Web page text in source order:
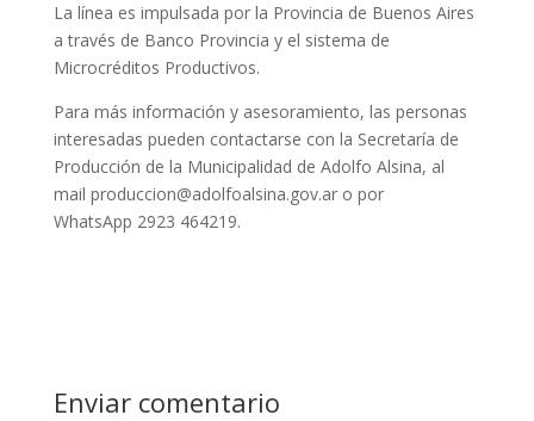
La línea es impulsada por la Provincia de Buenos Aires
a través de Banco Provincia y el sistema de
Microcréditos Productivos.
Para más información y asesoramiento, las personas
interesadas pueden contactarse con la Secretaría de
Producción de la Municipalidad de Adolfo Alsina, al
mail produccion@adolfoalsina.gov.ar o por
WhatsApp 2923 464219.
Enviar comentario